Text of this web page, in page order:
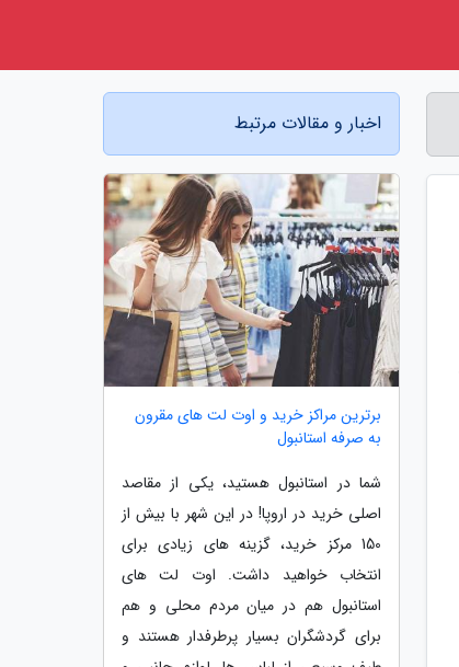
اخبار و مقالات مرتبط
برترین مراکز خرید و اوت لت های مقرون
به صرفه استانبول
شما در استانبول هستید، یکی از مقاصد
اصلی خرید در اروپا! در این شهر با بیش از
150 مرکز خرید، گزینه های زیادی برای
انتخاب خواهید داشت. اوت لت های
استانبول هم در میان مردم محلی و هم
برای گردشگران بسیار پرطرفدار هستند و